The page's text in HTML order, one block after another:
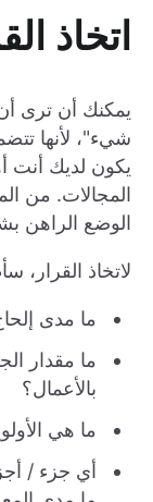
اتخاذ
يمكنك أن ترى
شيء"، لأنها
يكون لديك أنت
المجالات. من
الوضع الراهن
لاتخاذ القرار،
ما مدى
ما مقدار
بالأعمال؟
ما هي
أي جزء /